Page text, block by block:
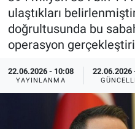
ulaştıkları
doğrultusunda bu
operasyon
22.06.2026 - 10:08
YAYINLANMA
22.06.2026
Özel Haberler
Yazarlar
Dünya
Medya
Özel Haberler
Kadın
Haber Arşivi